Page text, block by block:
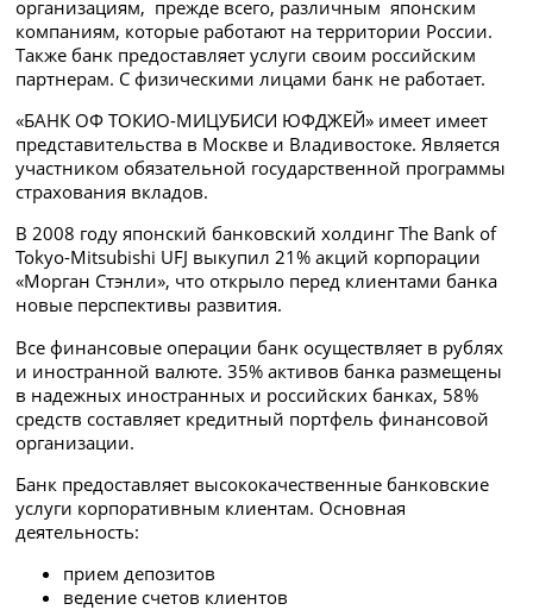
организациям, прежде всего, различным японским
компаниям, которые работают на территории России.
Также банк предоставляет услуги своим российским
партнерам. С физическими лицами банк не работает.
«БАНК ОФ ТОКИО-МИЦУБИСИ ЮФДЖЕЙ» имеет имеет
представительства в Москве и Владивостоке. Является
участником обязательной государственной программы
страхования вкладов.
В 2008 году японский банковский холдинг The Bank of
Tokyo-Mitsubishi UFJ выкупил 21% акций корпорации
«Морган Стэнли», что открыло перед клиентами банка
новые перспективы развития.
Все финансовые операции банк осуществляет в рублях
и иностранной валюте. 35% активов банка размещены
в надежных иностранных и российских банках, 58%
средств составляет кредитный портфель финансовой
организации.
Банк предоставляет высококачественные банковские
услуги корпоративным клиентам. Основная
деятельность:
прием депозитов
ведение счетов клиентов